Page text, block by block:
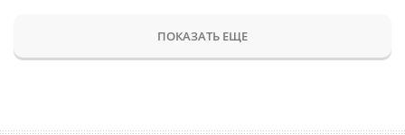
ПОКАЗАТЬ ЕЩЕ